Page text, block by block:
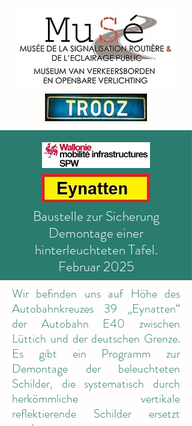
Baustelle zur Sicherung
Demontage einer
hinterleuchteten Tafel.
Februar 2025
Wir befinden uns auf Höhe des
Autobahnkreuzes 39 „Eynatten“
der Autobahn E40 zwischen
Lüttich und der deutschen Grenze.
Es gibt ein Programm zur
Demontage der beleuchteten
Schilder, die systematisch durch
herkömmliche vertikale
reflektierende Schilder ersetzt